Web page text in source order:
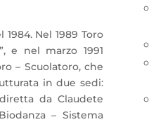
Nel 1989 Toro
e nel marzo 1991
– Scuolatoro, che
in due sedi:
da Claudete
– Sistema